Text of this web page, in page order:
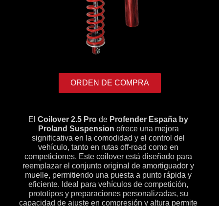
ORDEN DE COMPRA
ElCoilover 2.5 Pro de Profender España by
Proland Suspension ofrece una mejora
significativa en la comodidad y el control del
vehículo, tanto en rutas off-road como en
competiciones. Este coilover está diseñado para
reemplazar el conjunto original de amortiguador y
muelle, permitiendo una puesta a punto rápida y
eficiente. Ideal para vehículos de competición,
prototipos y preparaciones personalizadas, su
capacidad de ajuste en compresión y altura permite